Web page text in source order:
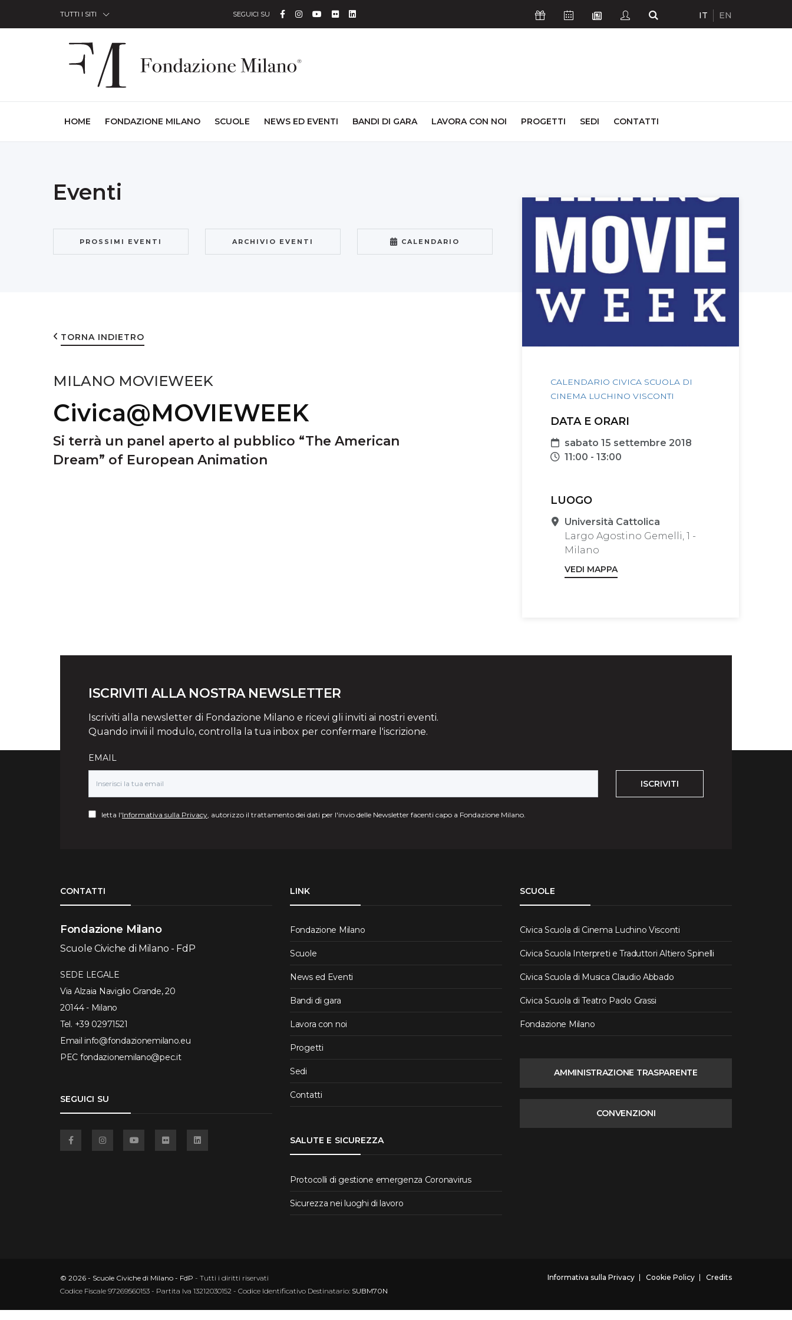
TUTTI I SITI SEGUICI SU Facebook
Instagram
YouTube
FlickrLinkedin Icona SostieniciIcona Calendario Eventi
Icona Newsletter
Icona StudentiIcona Cerca
IT EN
HOME (CURRENT)
FONDAZIONE MILANO SCUOLE NEWS ED EVENTI BANDI DI GARA LAVORA CON NOI PROGETTI SEDI CONTATTI
Eventi
PROSSIMI EVENTI ARCHIVIO EVENTI CALENDARIO
TORNA INDIETRO
CALENDARIO CIVICA SCUOLA DI
CINEMA LUCHINO VISCONTI
DATA E ORARI
Data
sabato 15 settembre 2018
Orari
11:00 - 13:00
LUOGO
Sede
Università Cattolica
Largo Agostino Gemelli, 1 -
Milano
VEDI MAPPA
MILANO MOVIEWEEK
Civica@MOVIEWEEK
Si terrà un panel aperto al pubblico “The American
Dream” of European Animation
ISCRIVITI ALLA NOSTRA NEWSLETTER
Iscriviti alla newsletter di Fondazione Milano e ricevi gli inviti ai nostri eventi.
Quando invii il modulo, controlla la tua inbox per confermare l'iscrizione.
EMAIL
ISCRIVITI
letta l'Informativa sulla Privacy, autorizzo il trattamento dei dati per l'invio delle Newsletter facenti capo a Fondazione Milano.
CONTATTI
Fondazione Milano
Scuole Civiche di Milano - FdP
SEDE LEGALE
Via Alzaia Naviglio Grande, 20
20144 - Milano
Tel. +39 02971521
Email info@fondazionemilano.eu
PEC fondazionemilano@pec.it
SEGUICI SU
LINK
Fondazione Milano
Scuole
News ed Eventi
Bandi di gara
Lavora con noi
Progetti
Sedi
Contatti
SALUTE E SICUREZZA
Protocolli di gestione emergenza Coronavirus
Sicurezza nei luoghi di lavoro
SCUOLE
Civica Scuola di Cinema Luchino Visconti
Civica Scuola Interpreti e Traduttori Altiero Spinelli
Civica Scuola di Musica Claudio Abbado
Civica Scuola di Teatro Paolo Grassi
Fondazione Milano
AMMINISTRAZIONE TRASPARENTE
CONVENZIONI
© 2026 - Scuole Civiche di Milano - FdP - Tutti i diritti riservati
Codice Fiscale 97269560153 - Partita Iva 13212030152 - Codice Identificativo Destinatario: SUBM70N
Informativa sulla Privacy Cookie Policy Credits